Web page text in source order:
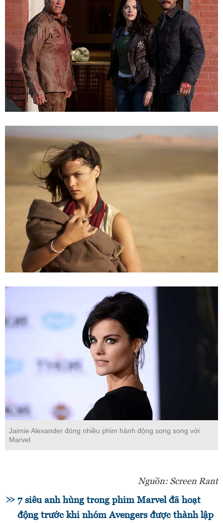
Jaimie Alexander đóng nhiều phim hành động song song với
Marvel
Nguồn: Screen Rant
7 siêu anh hùng trong phim Marvel đã hoạt
động trước khi nhóm Avengers được thành lập